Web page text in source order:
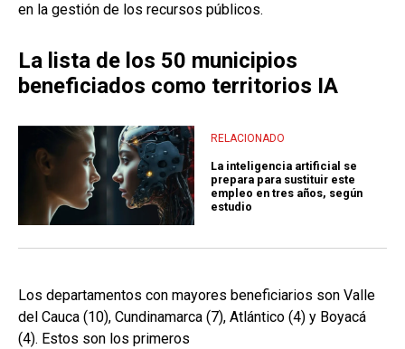
en la gestión de los recursos públicos.
La lista de los 50 municipios
beneficiados como territorios IA
RELACIONADO
La inteligencia artificial se
prepara para sustituir este
empleo en tres años, según
estudio
Los departamentos con mayores beneficiarios son Valle
del Cauca (10), Cundinamarca (7), Atlántico (4) y Boyacá
(4). Estos son los primeros